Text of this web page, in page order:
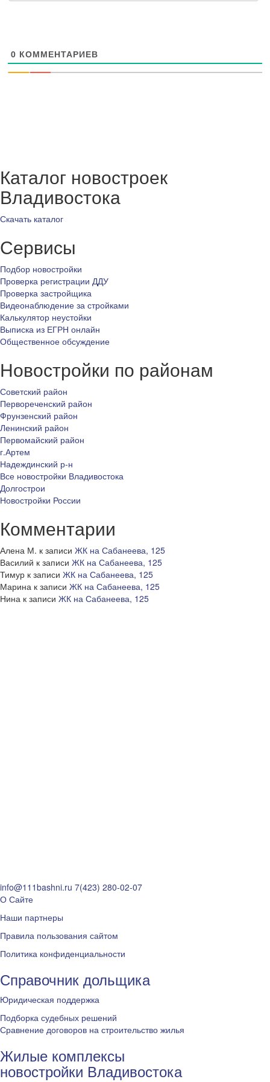
0 КОММЕНТАРИЕВ
Каталог новостроек
Владивостока
Скачать каталог
Сервисы
Подбор новостройки
Проверка регистрации ДДУ
Проверка застройщика
Видеонаблюдение за стройками
Калькулятор неустойки
Выписка из ЕГРН онлайн
Общественное обсуждение
Новостройки по районам
Советский район
Первореченский район
Фрунзенский район
Ленинский район
Первомайский район
г.Артем
Надеждинский р-н
Все новостройки Владивостока
Долгострои
Новостройки России
Комментарии
Алена М. к записи ЖК на Сабанеева, 125
Василий к записи ЖК на Сабанеева, 125
Тимур к записи ЖК на Сабанеева, 125
Марина к записи ЖК на Сабанеева, 125
Нина к записи ЖК на Сабанеева, 125
info@111bashni.ru 7(423) 280-02-07
О Сайте
Наши партнеры
Правила пользования сайтом
Политика конфиденциальности
Справочник дольщика
Юридическая поддержка
Подборка судебных решений
Сравнение договоров на строительство жилья
Жилые комплексы
новостройки Владивостока